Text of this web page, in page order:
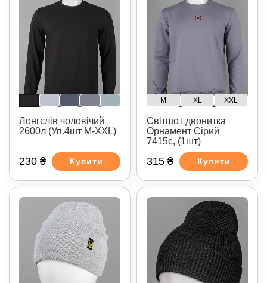
Лонгслів чоловічий
2600л (Уп.4шт M-XXL)
230 ₴ Купити
M XL XXL
Світшот двонитка
Орнамент Сірий
7415с, (1шт)
315 ₴ Купити